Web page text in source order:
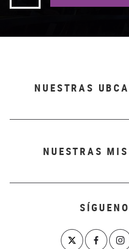
NUESTRAS
NUESTRAS